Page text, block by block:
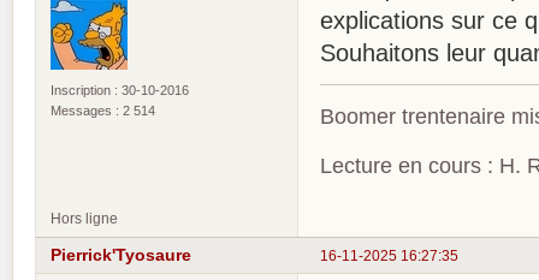
Inscription : 30-10-2016
Messages : 2 514
explications sur ce
Souhaitons leur
Boomer trentenaire
Lecture en cours : H.
Hors ligne
16-11-2025 16:27:35
Pierrick'Tyosaure